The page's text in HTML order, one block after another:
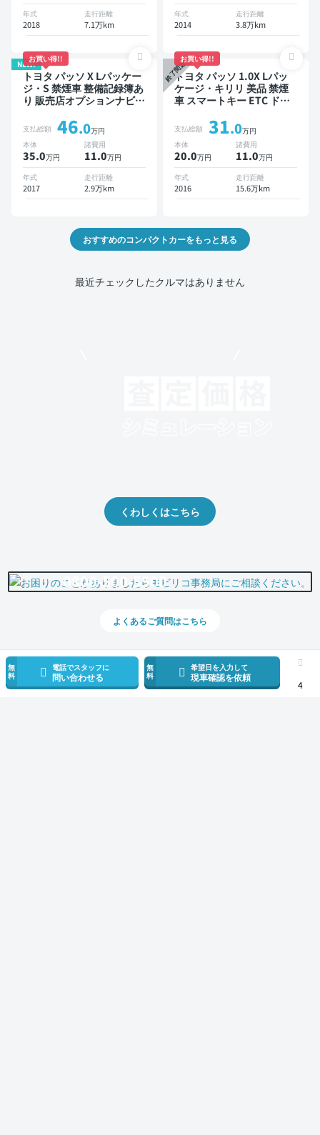
無
料
電話でスタッフに
問い合わせる
無
料
希望日を入力して
現車確認を依頼
4
年式
2018
走行距離
7.1万km
年式
2014
走行距離
3.8万km
NEW!
お買い得!!
トヨタ パッソ X Lパッケー
ジ・S 禁煙車 整備記録簿あ
り 販売店オプションナビ
クモニター ドライブレコー
ダー 衝突軽減
支払総額 46.0万円
本体
35.0万円
諸費用
11.0万円
年式
2017
走行距離
2.9万km
終了間近
お買い得!!
トヨタ パッソ 1.0X Lパッ
ケージ・キリリ 美品 禁煙
車 スマートキー ETC ドラ
支払総額 31.0万円
本体
20.0万円
諸費用
11.0万円
年式
2016
走行距離
15.6万km
おすすめのコンパクトカーをもっと見る
最近チェックしたクルマはありません
くわしくはこちら
0800-500-5500
よくあるご質問はこちら